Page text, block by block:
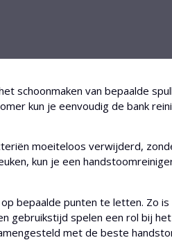
schoonmaken van bepaalde
kun je eenvoudig de bank
moeiteloos verwijderd,
kun je een
bepaalde punten te letten. Zo
gebruikstijd spelen een rol bij
met de beste